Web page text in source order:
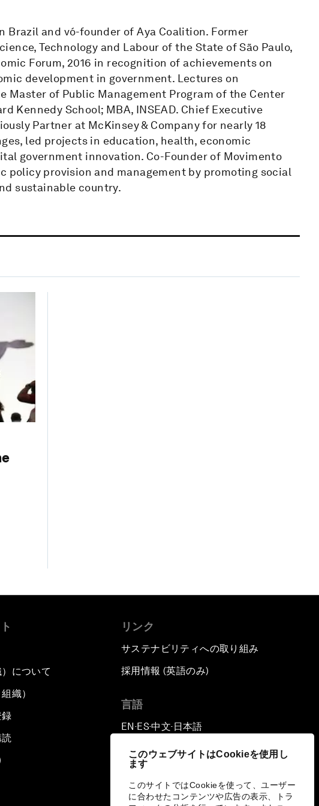
このウェブサイトはCookieを使用し
ます
このサイトではCookieを使って、ユーザー
に合わせたコンテンツや広告の表示、トラ
Brazil and vó-founder of Aya Coalition. Former
Technology and Labour of the State of São Paulo,
Forum, 2016 in recognition of achievements on
development in government. Lectures on
Master of Public Management Program of the Center
Kennedy School; MBA, INSEAD. Chief Executive
Partner at McKinsey & Company for nearly 18
led projects in education, health, economic
government innovation. Co-Founder of Movimento
policy provision and management by promoting social
sustainable country.
について
織）
リンク
サステナビリティへの取り組み
採用情報 (英語のみ)
言語
EN ▪ ES▪中文▪ 日本語